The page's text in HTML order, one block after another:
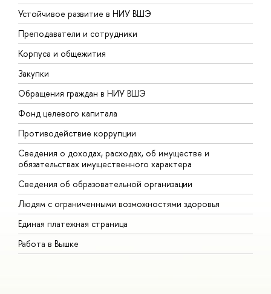
Устойчивое развитие в НИУ ВШЭ
Преподаватели и сотрудники
Корпуса и общежития
Закупки
Обращения граждан в НИУ ВШЭ
Фонд целевого капитала
Противодействие коррупции
Сведения о доходах, расходах, об имуществе и
обязательствах имущественного характера
Сведения об образовательной организации
Людям с ограниченными возможностями здоровья
Единая платежная страница
Работа в Вышке